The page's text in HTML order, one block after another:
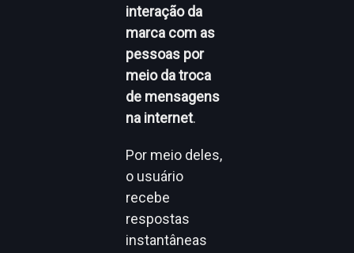
interação da
marca com as
pessoas por
meio da troca
de mensagens
na internet.
Por meio deles,
o usuário
recebe
respostas
instantâneas